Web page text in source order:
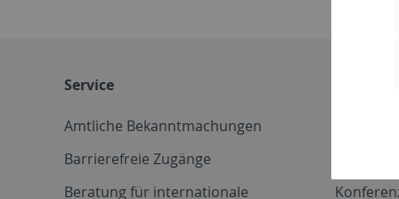
Service
Amtliche Bekanntmachungen
Barrierefreie Zugänge
Beratung für internationale